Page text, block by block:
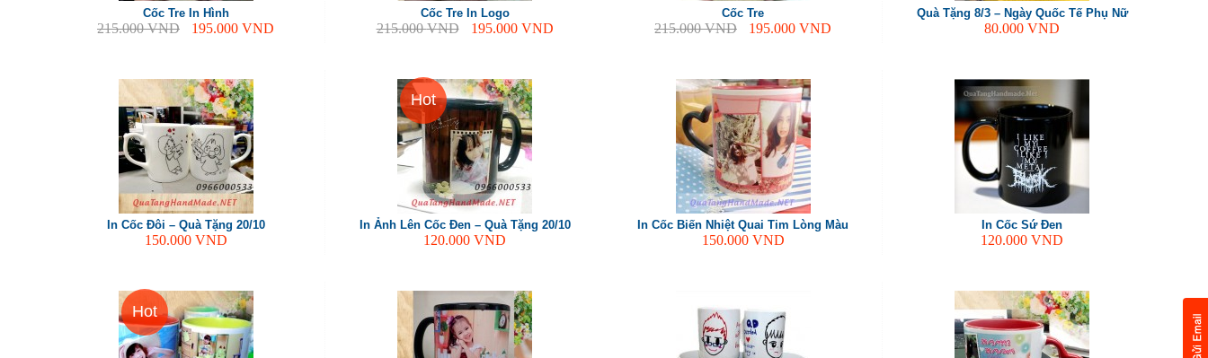
Cốc Tre In Hình
215.000VND 195.000 VND
Cốc Tre In Logo
215.000VND 195.000 VND
Cốc Tre
215.000VND 195.000 VND
Quà Tặng 8/3 – Ngày Quốc Tế Phụ Nữ
80.000 VND
In Cốc Đôi – Quà Tặng 20/10
150.000 VND
Hot
In Ảnh Lên Cốc Đen – Quà Tặng 20/10
120.000 VND
In Cốc Biến Nhiệt Quai Tim Lòng Màu
150.000 VND
In Cốc Sứ Đen
120.000 VND
Hot